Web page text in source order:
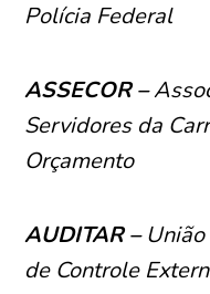
Polícia Federal
ASSECOR –
Servidores da
Orçamento
AUDITAR –
de Controle